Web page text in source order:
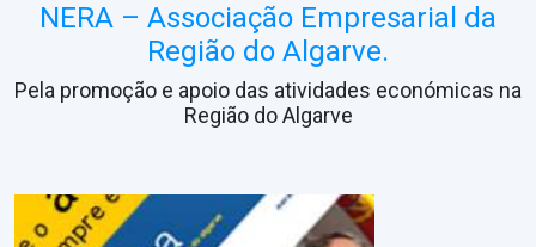
NERA – Associação Empresarial da
Região do Algarve.
Pela promoção e apoio das atividades económicas na
Região do Algarve